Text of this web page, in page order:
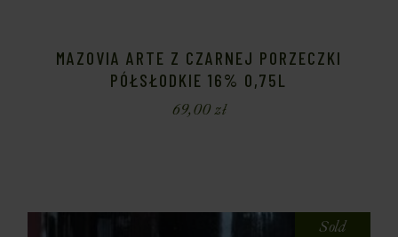
MAZOVIA ARTE Z CZARNEJ PORZECZKI
PÓŁSŁODKIE 16% 0,75L
69,00zł
Sold